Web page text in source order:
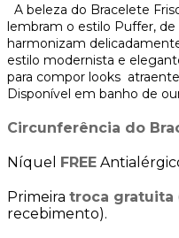
A beleza do Bracelete
lembram o estilo Puffer, de
harmonizam
estilo modernista e
para compor looks
Disponível em banho de
Circunferência do
Níquel FREE
Primeira troca gratuita
recebimento).